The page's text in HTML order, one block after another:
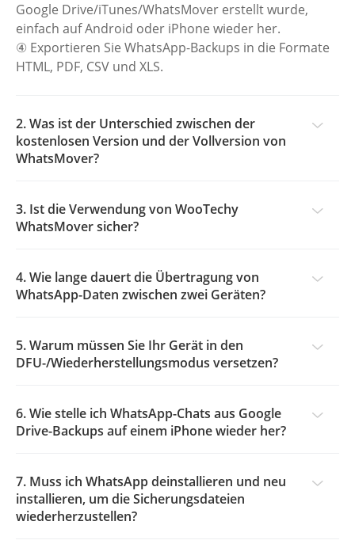
Google Drive/iTunes/WhatsMover erstellt wurde,
einfach auf Android oder iPhone wieder her.
④ Exportieren Sie WhatsApp-Backups in die Formate
HTML, PDF, CSV und XLS.
2. Was ist der Unterschied zwischen der
kostenlosen Version und der Vollversion von
WhatsMover?
3. Ist die Verwendung von WooTechy
WhatsMover sicher?
4. Wie lange dauert die Übertragung von
WhatsApp-Daten zwischen zwei Geräten?
5. Warum müssen Sie Ihr Gerät in den
DFU-/Wiederherstellungsmodus versetzen?
6. Wie stelle ich WhatsApp-Chats aus Google
Drive-Backups auf einem iPhone wieder her?
7. Muss ich WhatsApp deinstallieren und neu
installieren, um die Sicherungsdateien
wiederherzustellen?